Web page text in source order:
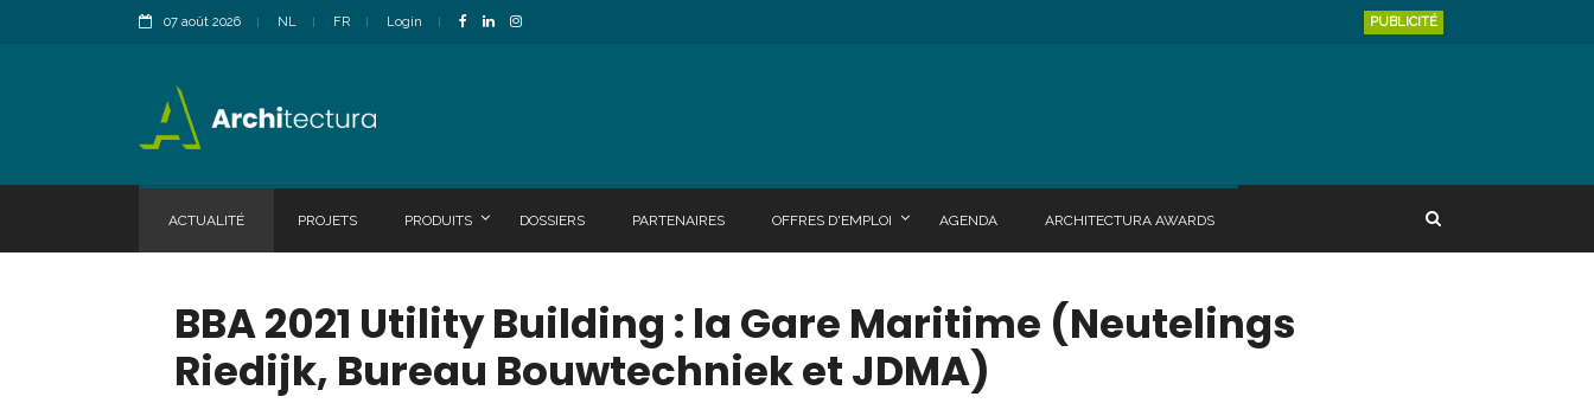
07 août 2026 NL FR Login PUBLICITÉ
ACTUALITÉ PROJETS PRODUITS DOSSIERS PARTENAIRES OFFRES D'EMPLOI AGENDA ARCHITECTURA AWARDS
BBA 2021 Utility Building : la Gare Maritime (Neutelings
Riedijk, Bureau Bouwtechniek et JDMA)